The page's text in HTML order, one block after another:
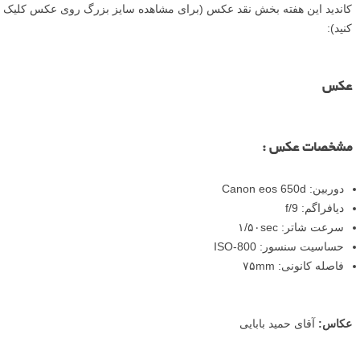
کاندید این هفته بخش نقد عکس (برای مشاهده سایز بزرگ روی عکس کلیک
کنید):
عکس